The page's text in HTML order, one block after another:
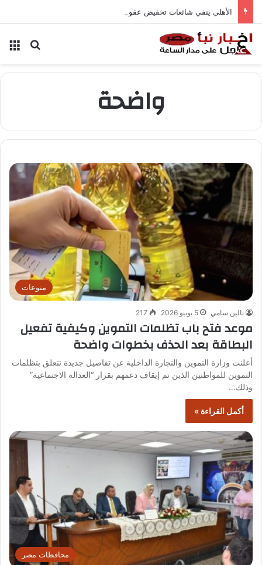
الأهلي ينفي شائعات تخفيض عقود زيزو والشناوي
بحث
واضحة
منوعات
تالين سامي 5 يونيو 2026 217
موعد فتح باب تظلمات التموين وكيفية تفعيل
البطاقة بعد الحذف بخطوات واضحة
أعلنت وزارة التموين والتجارة الداخلية عن تفاصيل جديدة تتعلق بتظلمات
التموين للمواطنين الذين تم إيقاف دعمهم بقرار “العدالة الاجتماعية”
وذلك…
أكمل القراءة »
محافظات مصر